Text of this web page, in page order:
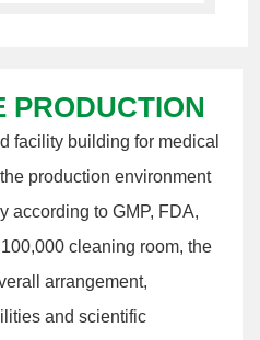
PRODUCTION
facility building for medical
production environment
according to GMP, FDA,
cleaning room, the
arrangement,
and scientific